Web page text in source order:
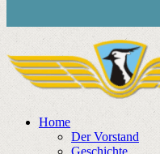
Home
Der Vorstand